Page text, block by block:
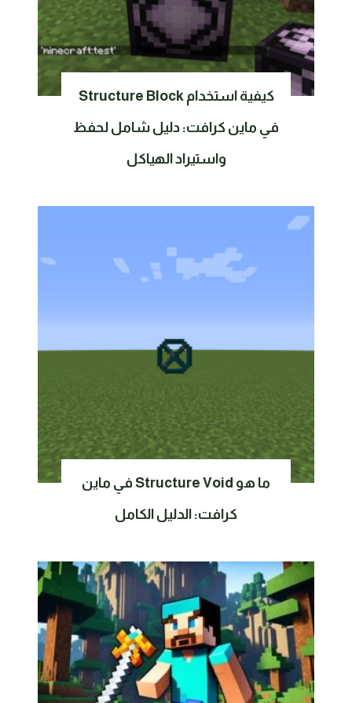
كيفية استخدام Structure Block
في ماين كرافت: دليل شامل لحفظ
واستيراد الهياكل
ما هو Structure Void في ماين
كرافت: الدليل الكامل